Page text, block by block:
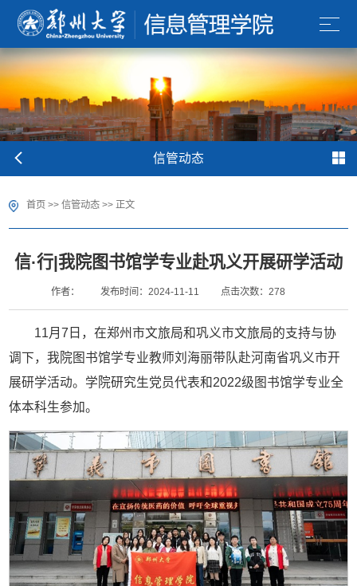
信管动态
首页 >>信管动态 >> 正文
信·行|我院图书馆学专业赴巩义开展研学活动
作者： 发布时间：2024-11-11 点击次数： 278
11月7日，在郑州市文旅局和巩义市文旅局的支持与协
调下，我院图书馆学专业教师刘海丽带队赴河南省巩义市开
展研学活动。学院研究生党员代表和2022级图书馆学专业全
体本科生参加。